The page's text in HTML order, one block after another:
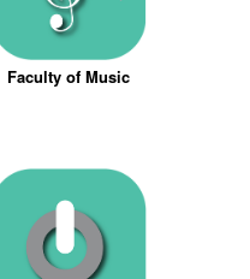
Faculty of Music